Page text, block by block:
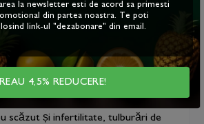
a tuturor funcțiilor organismului.
obținute din ingrediente
proprietățile nutritive.
și afecțiuni:
scăzut și infertilitate, tulburări de
la newsletter esti de acord sa primesti
din partea noastra. Te poti
link-ul "dezabonare" din email.
4,5% REDUCERE!